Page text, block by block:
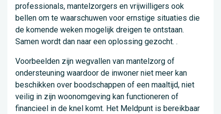
professionals, mantelzorgers en vrijwilligers ook
bellen om te waarschuwen voor ernstige situaties die
de komende weken mogelijk dreigen te ontstaan.
Samen wordt dan naar een oplossing gezocht. .
Voorbeelden zijn wegvallen van mantelzorg of
ondersteuning waardoor de inwoner niet meer kan
beschikken over boodschappen of een maaltijd, niet
veilig in zijn woonomgeving kan functioneren of
financieel in de knel komt. Het Meldpunt is bereikbaar